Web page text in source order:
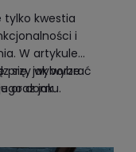
PO
tylko kwestia
i
W artykule
przy wyborze
oraz jak
się, jak wybrać
domu.